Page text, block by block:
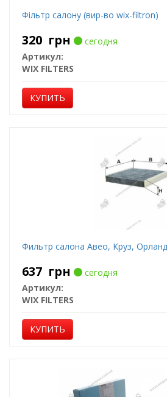
Фiльтр салону (вир-во wix-filtron)
320 грн
сегодня
Артикул:
WIX FILTERS
КУПИТЬ
Фильтр салона Авео, Круз,
637 грн
сегодня
Артикул:
WIX FILTERS
КУПИТЬ